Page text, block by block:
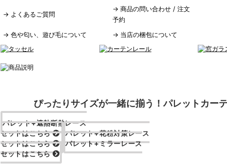
→ よくあるご質問
→ 商品の問い合わせ / 注文
予約
→ 色や匂い、遊び毛について → 当店の梱包について
ぴったりサイズが一緒に揃う！パレットカー
パレット+遮熱断熱レース
セットはこちら
パレット+花粉対策レース
セットはこちら
パレット+ミラーレース
セットはこちら